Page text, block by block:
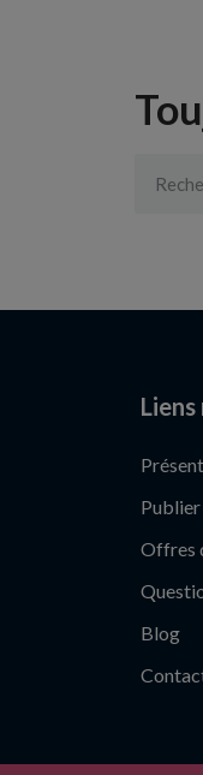
Publier
Offres
Blog